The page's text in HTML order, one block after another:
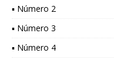
▪ Número 2
▪ Número 3
▪ Número 4